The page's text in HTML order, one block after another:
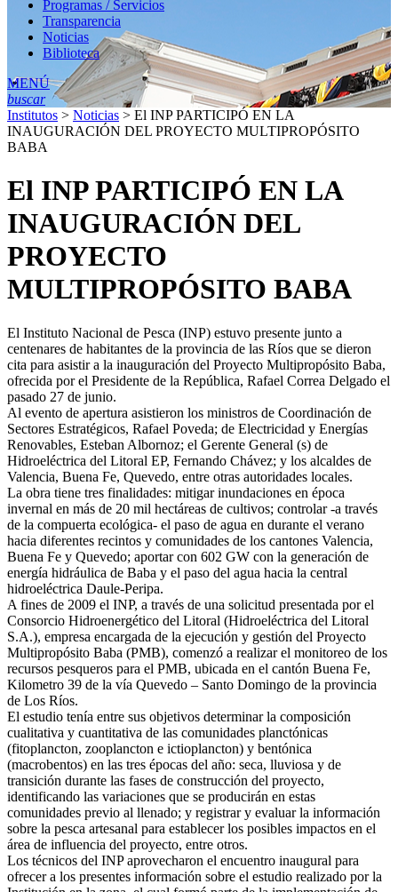
Programas / Servicios
Transparencia
Noticias
Biblioteca
MENÚ
buscar
Institutos > Noticias > El INP PARTICIPÓ EN LA
INAUGURACIÓN DEL PROYECTO MULTIPROPÓSITO
BABA
El INP PARTICIPÓ EN LA
INAUGURACIÓN DEL
PROYECTO
MULTIPROPÓSITO BABA
El Instituto Nacional de Pesca (INP) estuvo presente junto a
centenares de habitantes de la provincia de las Ríos que se dieron
cita para asistir a la inauguración del Proyecto Multipropósito Baba,
ofrecida por el Presidente de la República, Rafael Correa Delgado el
pasado 27 de junio.
Al evento de apertura asistieron los ministros de Coordinación de
Sectores Estratégicos, Rafael Poveda; de Electricidad y Energías
Renovables, Esteban Albornoz; el Gerente General (s) de
Hidroeléctrica del Litoral EP, Fernando Chávez; y los alcaldes de
Valencia, Buena Fe, Quevedo, entre otras autoridades locales.
La obra tiene tres finalidades: mitigar inundaciones en época
invernal en más de 20 mil hectáreas de cultivos; controlar -a través
de la compuerta ecológica- el paso de agua en durante el verano
hacia diferentes recintos y comunidades de los cantones Valencia,
Buena Fe y Quevedo; aportar con 602 GW con la generación de
energía hidráulica de Baba y el paso del agua hacia la central
hidroeléctrica Daule-Peripa.
A fines de 2009 el INP, a través de una solicitud presentada por el
Consorcio Hidroenergético del Litoral (Hidroeléctrica del Litoral
S.A.), empresa encargada de la ejecución y gestión del Proyecto
Multipropósito Baba (PMB), comenzó a realizar el monitoreo de los
recursos pesqueros para el PMB, ubicada en el cantón Buena Fe,
Kilometro 39 de la vía Quevedo – Santo Domingo de la provincia
de Los Ríos.
El estudio tenía entre sus objetivos determinar la composición
cualitativa y cuantitativa de las comunidades planctónicas
(fitoplancton, zooplancton e ictioplancton) y bentónica
(macrobentos) en las tres épocas del año: seca, lluviosa y de
transición durante las fases de construcción del proyecto,
identificando las variaciones que se producirán en estas
comunidades previo al llenado; y registrar y evaluar la información
sobre la pesca artesanal para establecer los posibles impactos en el
área de influencia del proyecto, entre otros.
Los técnicos del INP aprovecharon el encuentro inaugural para
ofrecer a los presentes información sobre el estudio realizado por la